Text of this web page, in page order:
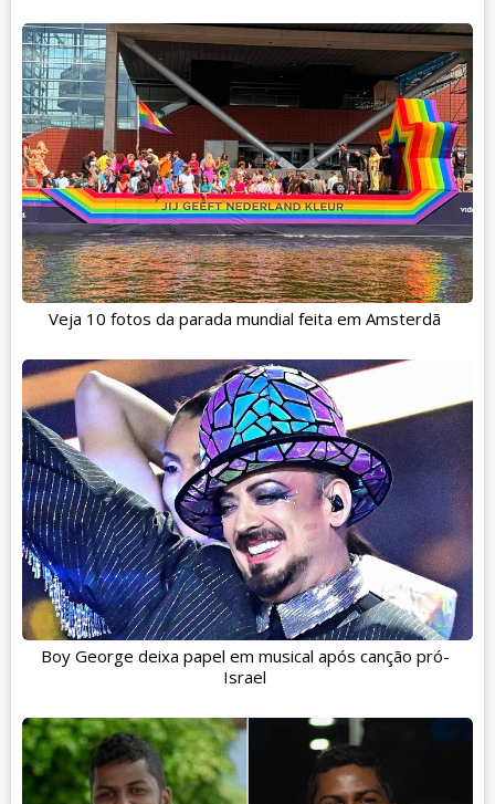
Veja 10 fotos da parada mundial feita em Amsterdã
Boy George deixa papel em musical após canção pró-
Israel